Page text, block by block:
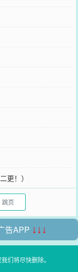
更！）
告APP ↓↓↓
们将尽快删除。